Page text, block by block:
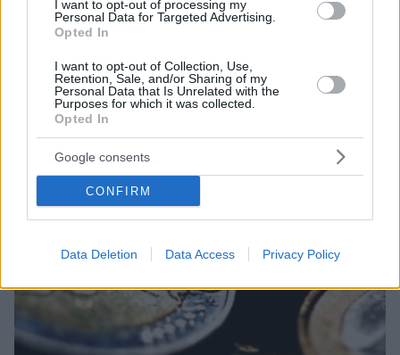
I want to opt-out of processing my
Personal Data for Targeted Advertising.
Opted In
I want to opt-out of Collection, Use,
Retention, Sale, and/or Sharing of my
Personal Data that Is Unrelated with the
Purposes for which it was collected.
Opted In
Google consents
CONFIRM
Data Deletion Data Access Privacy Policy